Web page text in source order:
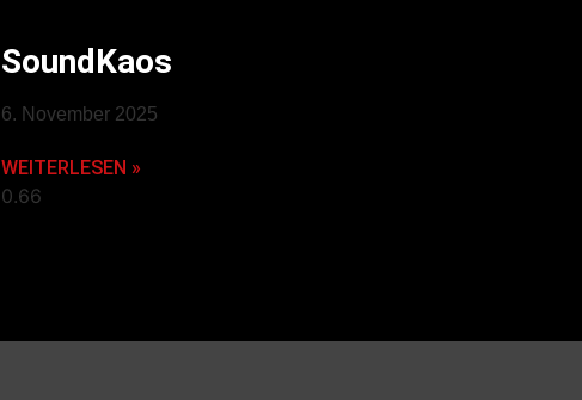
SoundKaos
6. November 2025
WEITERLESEN »